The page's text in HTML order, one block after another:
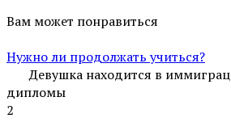
Вам может понравиться
Нужно ли продолжать учиться?
Девушка находится в
дипломы
2